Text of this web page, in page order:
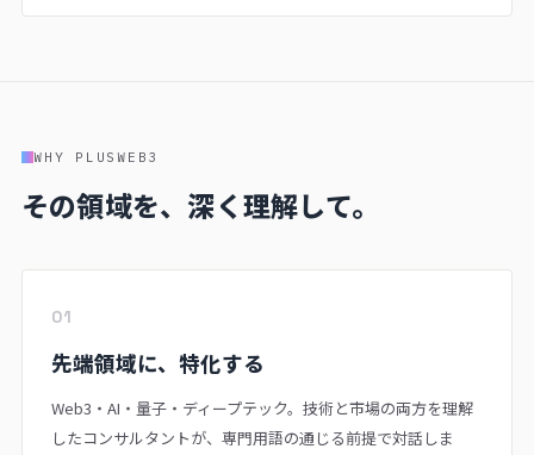
WHY PLUSWEB3
その領域を、深く理解して。
01
先端領域に、特化する
Web3・AI・量子・ディープテック。技術と市場の両方を理解
したコンサルタントが、専門用語の通じる前提で対話しま